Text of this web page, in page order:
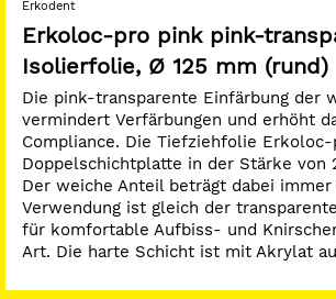
Erkodent
Erkoloc-pro pink pink-
Isolierfolie, Ø 125 mm (rund)
Die pink-transparente Einfärbung der
vermindert Verfärbungen und erhöht
Compliance. Die Tiefziehfolie
Doppelschichtplatte in der Stärke von
Der weiche Anteil beträgt dabei immer
Verwendung ist gleich der
für komfortable Aufbiss- und
Art. Die harte Schicht ist mit Akrylat